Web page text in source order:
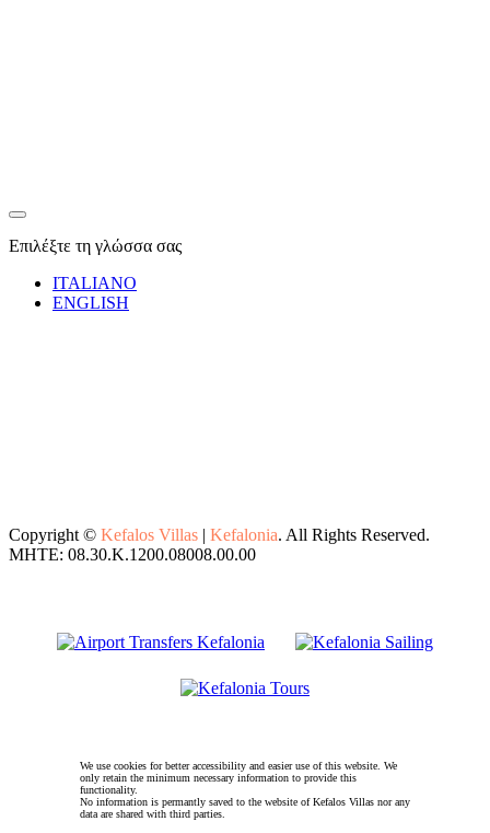
Επιλέξτε τη γλώσσα σας
ITALIANO
ENGLISH
Copyright © Kefalos Villas | Kefalonia. All Rights Reserved.
MHTE: 08.30.K.1200.08008.00.00
We use cookies for better accessibility and easier use of this website. We
only retain the minimum necessary information to provide this
functionality.
No information is permantly saved to the website of Kefalos Villas nor any
data are shared with third parties.